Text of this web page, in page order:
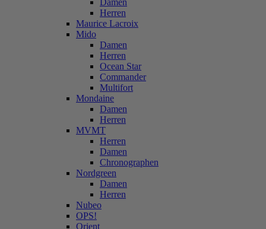
Damen
Herren
Maurice Lacroix
Mido
Damen
Herren
Ocean Star
Commander
Multifort
Mondaine
Damen
Herren
MVMT
Herren
Damen
Chronographen
Nordgreen
Damen
Herren
Nubeo
OPS!
Orient